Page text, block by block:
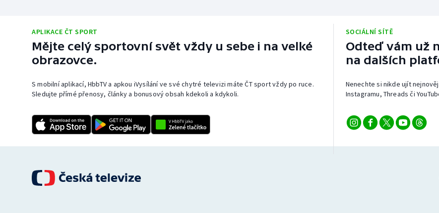
APLIKACE ČT SPORT
Mějte celý sportovní svět vždy u sebe i na velké
obrazovce.
S mobilní aplikací, HbbTV a apkou iVysílání ve své chytré televizi máte ČT sport vždy po ruce.
Sledujte přímé přenosy, články a bonusový obsah kdekoli a kdykoli.
SOCIÁLNÍ SÍTĚ
Odteď vám už
na dalších
Nenechte si nikde ujít
Instagramu, Threads či